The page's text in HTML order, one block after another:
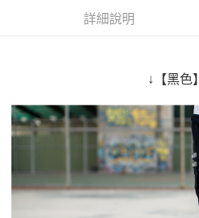
１．簡單：不需註冊會員、不需綁卡、不
【「AFTEE先享後付」結帳流程】
結帳頁面，進行簡訊認證並確認金額後，
２．訂單成立數日內，您將收到繳費通知
３．收到繳費通知簡訊後14天內，點擊此
ATM／網路銀行／等多元方式進行付款，
※ 請注意：結帳手續完成當下不需立刻
購買商品的店家。未經商家同意取消之
後付繳納相關費用。
※ 交易是否成功請以「AFTEE先享後付
每筆NT$80，滿NT$1,800(含以上)免
先付款後全家取貨
每筆NT$80，滿NT$1,800(含以上)免
每筆NT$80，滿NT$1,800(含以上)免
詳細說明
↓【黑色